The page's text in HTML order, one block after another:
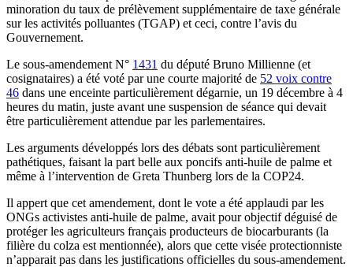
minoration du taux de prélèvement supplémentaire de taxe générale
sur les activités polluantes (TGAP) et ceci, contre l’avis du
Gouvernement.
Le sous-amendement N° 1431 du député Bruno Millienne (et
cosignataires) a été voté par une courte majorité de 52 voix contre
46 dans une enceinte particulièrement dégarnie, un 19 décembre à 4
heures du matin, juste avant une suspension de séance qui devait
être particulièrement attendue par les parlementaires.
Les arguments développés lors des débats sont particulièrement
pathétiques, faisant la part belle aux poncifs anti-huile de palme et
même à l’intervention de Greta Thunberg lors de la COP24.
Il appert que cet amendement, dont le vote a été applaudi par les
ONGs activistes anti-huile de palme, avait pour objectif déguisé de
protéger les agriculteurs français producteurs de biocarburants (la
filière du colza est mentionnée), alors que cette visée protectionniste
n’apparait pas dans les justifications officielles du sous-amendement.